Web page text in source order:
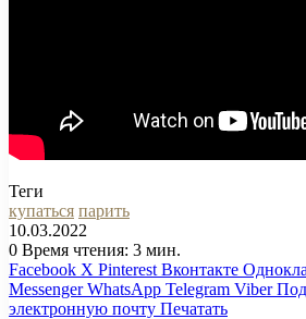
Теги
купаться парить
10.03.2022
0 Время чтения: 3 мин.
Facebook X Pinterest Вконтакте
Messenger WhatsApp Telegram Viber
электронную почту Печатать